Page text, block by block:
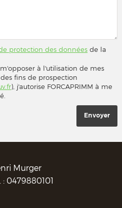
protection des donnéesde la
à l'utilisation de mes
fins de prospection
), j'autorise FORCAPRIMM à me
Murger
: 0479880101